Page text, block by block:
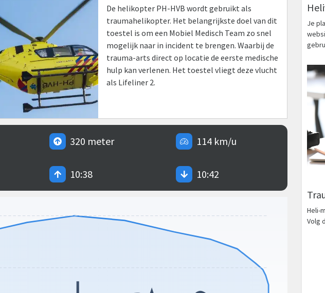
De helikopter PH-HVB wordt gebruikt als
traumahelikopter. Het belangrijkste doel van dit
toestel is om een Mobiel Medisch Team zo snel
mogelijk naar in incident te brengen. Waarbij de
trauma-arts direct op locatie de eerste medische
hulp kan verlenen. Het toestel vliegt deze vlucht
als Lifeliner 2.
320 meter 114 km/u
10:38 10:42
Je
Heli-
Volg